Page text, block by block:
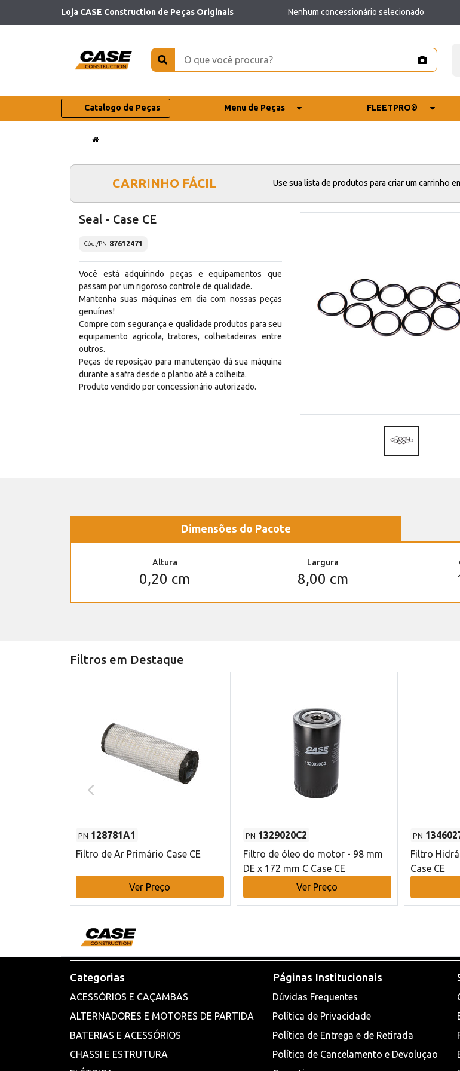
Loja CASE Construction de Peças Originais Nenhum concessionário selecionado
Catalogo de Peças Menu de Peças FLEETPRO®
CARRINHO FÁCIL Use sua lista de produtos para criar um carrinho
Seal - Case CE
Cód./PN 87612471
Você está adquirindo peças e equipamentos que
passam por um rigoroso controle de qualidade.
Mantenha suas máquinas em dia com nossas peças
genuínas!
Compre com segurança e qualidade produtos para seu
equipamento agrícola, tratores, colheitadeiras entre
outros.
Peças de reposição para manutenção dá sua máquina
durante a safra desde o plantio até a colheita.
Produto vendido por concessionário autorizado.
Dimensões do Pacote
Altura
0,20 cm
Largura
8,00 cm
Filtros em Destaque
PN 128781A1
Filtro de Ar Primário Case CE
Ver Preço
PN 1329020C2
Filtro de óleo do motor - 98 mm
DE x 172 mm C Case CE
Ver Preço
PN
Filtro
Case CE
Categorias
ACESSÓRIOS E CAÇAMBAS
ALTERNADORES E MOTORES DE PARTIDA
BATERIAS E ACESSÓRIOS
CHASSI E ESTRUTURA
Páginas Institucionais
Dúvidas Frequentes
Política de Privacidade
Política de Entrega e de Retirada
Política de Cancelamento e Devoluçao